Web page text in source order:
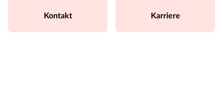
Kontakt Karriere